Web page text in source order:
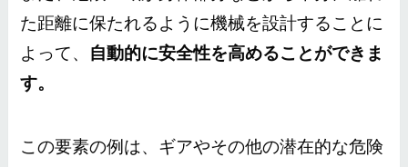
た距離に保たれるように機械を設計することに
よって、 自動的に安全性を高めることができま
す。
この要素の例は、ギアやその他の潜在的な危険